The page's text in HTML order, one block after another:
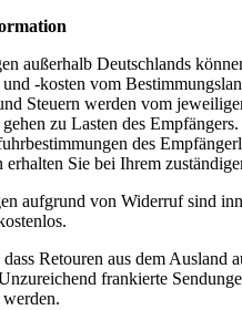
außerhalb Deutschlands
-kosten vom
Steuern werden vom
zu Lasten des
des
erhalten Sie bei Ihrem
aufgrund von Widerruf sind
Retouren aus dem Ausland
frankierte